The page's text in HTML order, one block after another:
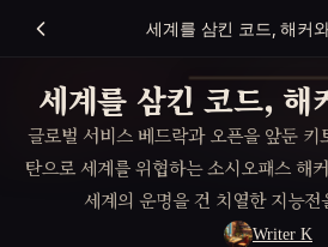
세계를 삼킨 코드, 해커
세계를 삼킨 코드, 해
글로벌 서비스 베드락과 오픈을 앞둔
탄으로 세계를 위협하는 소시오패스 해
세계의 운명을 건 치열한 지능
Writer K